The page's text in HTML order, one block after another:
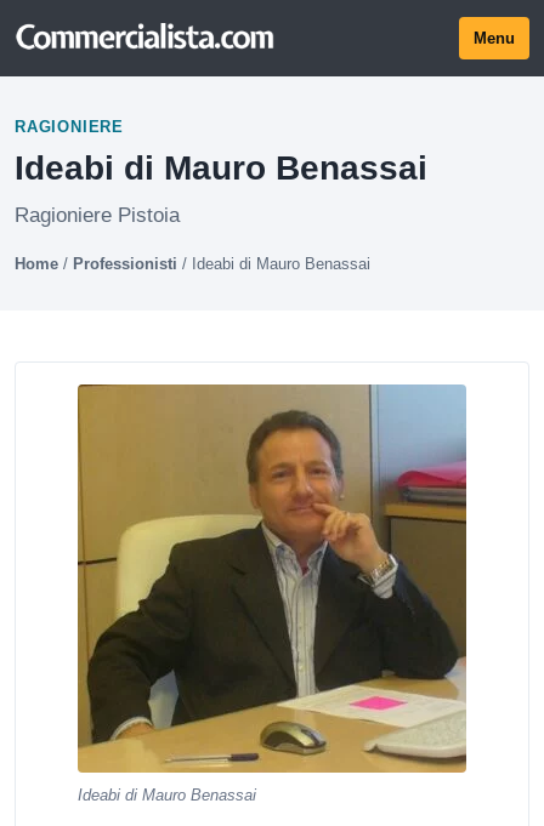
Menu
RAGIONIERE
Ideabi di Mauro Benassai
Ragioniere Pistoia
Home / Professionisti / Ideabi di Mauro Benassai
Ideabi di Mauro Benassai